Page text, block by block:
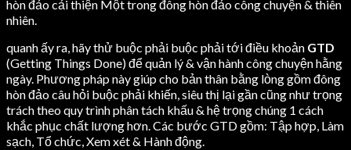
hòn đảo cải thiện Một trong đông hòn đảo công chuyện & thiên
nhiên.
quanh ấy ra, hãy thử buộc phải buộc phải tới điều khoản GTD
(Getting Things Done) để quản lý & vận hành công chuyện hằng
ngày. Phương pháp này giúp cho bản thân bằng lòng gồm đông
hòn đảo câu hỏi buộc phải khiến, siêu thị lại gần cũng như trọng
trách theo quy trình phân tách khấu & hệ trọng chúng 1 cách
khắc phục chất lượng hơn. Các bước GTD gồm: Tập hợp, Làm
sạch, Tổ chức, Xem xét & Hành động.